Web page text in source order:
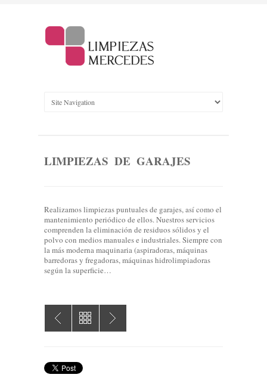
LIMPIEZAS DE GARAJES
Realizamos limpiezas puntuales de garajes, así como el
mantenimiento periódico de ellos. Nuestros servicios
comprenden la eliminación de residuos sólidos y el
polvo con medios manuales e industriales. Siempre con
la más moderna maquinaria (aspiradoras, máquinas
barredoras y fregadoras, máquinas hidrolimpiadoras
según la superficie…